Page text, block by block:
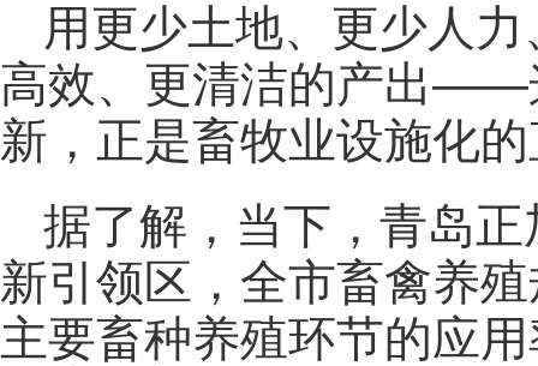
用更少土地、更少人
高效、更清洁的产出——
新，正是畜牧业设施化
据了解，当下，青岛
新引领区，全市畜禽养
主要畜种养殖环节的应